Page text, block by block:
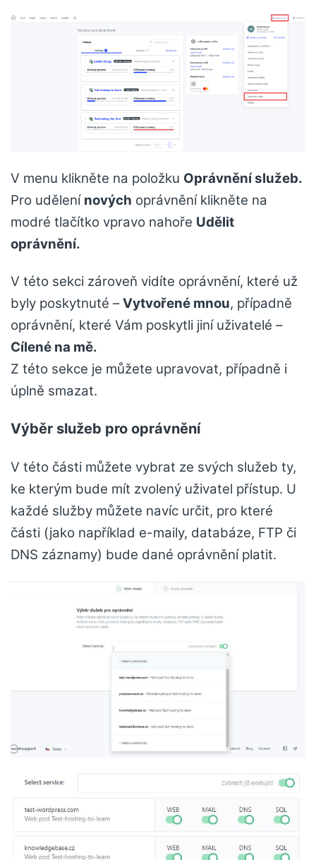
V menu klikněte na položku Oprávnění služeb.
Pro udělení nových oprávnění klikněte na
modré tlačítko vpravo nahoře Udělit
oprávnění.
V této sekci zároveň vidíte oprávnění, které už
byly poskytnuté –Vytvořené mnou, případně
oprávnění, které Vám poskytli jiní uživatelé –
Cílené na mě.
Z této sekce je můžete upravovat, případně i
úplně smazat.
Výběr služeb pro oprávnění
V této části můžete vybrat ze svých služeb ty,
ke kterým bude mít zvolený uživatel přístup. U
každé služby můžete navíc určit, pro které
části (jako například e-maily, databáze, FTP či
DNS záznamy) bude dané oprávnění platit.